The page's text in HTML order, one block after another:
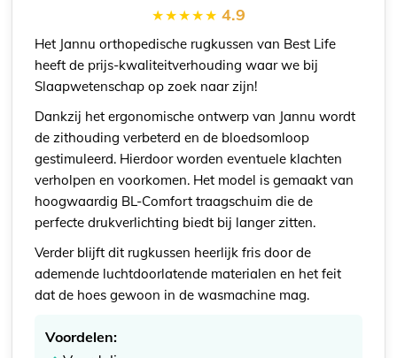
4.9
Het Jannu orthopedische rugkussen van Best Life
heeft de prijs-kwaliteitverhouding waar we bij
Slaapwetenschap op zoek naar zijn!
Dankzij het ergonomische ontwerp van Jannu wordt
de zithouding verbeterd en de bloedsomloop
gestimuleerd. Hierdoor worden eventuele klachten
verholpen en voorkomen. Het model is gemaakt van
hoogwaardig BL-Comfort traagschuim die de
perfecte drukverlichting biedt bij langer zitten.
Verder blijft dit rugkussen heerlijk fris door de
ademende luchtdoorlatende materialen en het feit
dat de hoes gewoon in de wasmachine mag.
Voordelen: